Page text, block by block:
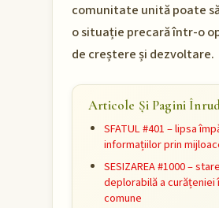
comunitate unită poate
o situație precară într-o
de creștere și dezvoltare.
Articole Și Pagini
SFATUL #401 – lipsa
informațiilor prin
SESIZAREA #1000 –
deplorabilă a curățeniei
comune